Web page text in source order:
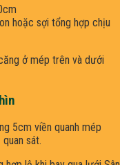
hoặc sợi tổng hợp chịu
ở mép trên và dưới
5cm viền quanh mép
sát.